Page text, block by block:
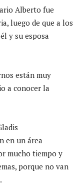
Alberto fue
luego de que a los
y su esposa
están muy
a conocer la
en un área
mucho tiempo y
porque no van